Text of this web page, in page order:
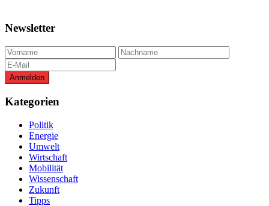
Newsletter
Kategorien
Politik
Energie
Umwelt
Wirtschaft
Mobilität
Wissenschaft
Zukunft
Tipps